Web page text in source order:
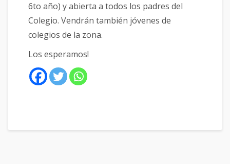
6to año) y abierta a todos los padres del
Colegio. Vendrán también jóvenes de
colegios de la zona.
Los esperamos!